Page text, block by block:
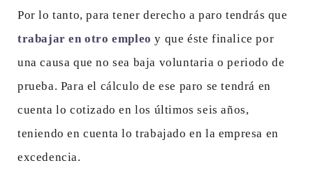
Por lo tanto, para tener derecho a paro tendrás que
trabajar en otro empleo y que éste finalice por
una causa que no sea baja voluntaria o periodo de
prueba. Para el cálculo de ese paro se tendrá en
cuenta lo cotizado en los últimos seis años,
teniendo en cuenta lo trabajado en la empresa en
excedencia.